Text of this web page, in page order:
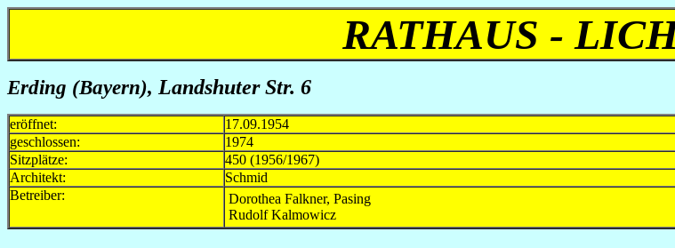
RATHAUS -
Erding (Bayern), Landshuter Str. 6
eröffnet:
17.09.1954
geschlossen:
1974
Sitzplätze:
450 (1956/1967)
Architekt:
Schmid
Betreiber:
Dorothea Falkner, Pasing
Rudolf Kalmowicz